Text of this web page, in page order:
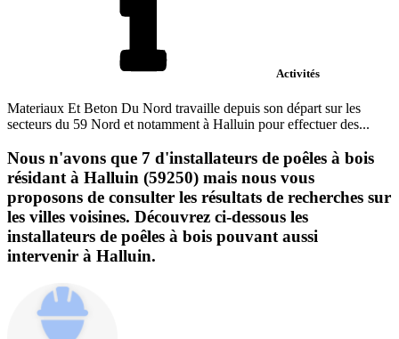
Activités
Materiaux Et Beton Du Nord travaille depuis son départ sur les
secteurs du 59 Nord et notamment à Halluin pour effectuer des...
Nous n'avons que 7 d'installateurs de poêles à bois
résidant à Halluin (59250) mais nous vous
proposons de consulter les résultats de recherches sur
les villes voisines. Découvrez ci-dessous les
installateurs de poêles à bois pouvant aussi
intervenir à Halluin.